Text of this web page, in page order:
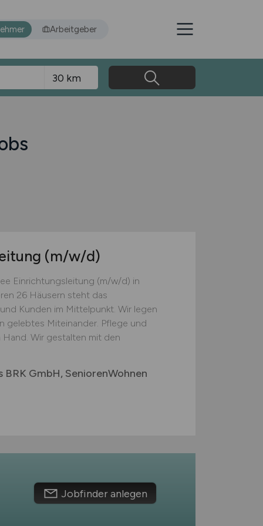
Arbeitgeber
(m/w/d)
Einrichtungsleitung (m/w/d) in
26 Häusern steht das
Kunden im Mittelpunkt. Wir legen
gelebtes Miteinander. Pflege und
Wir gestalten mit den
GmbH, SeniorenWohnen
Jobfinder anlegen